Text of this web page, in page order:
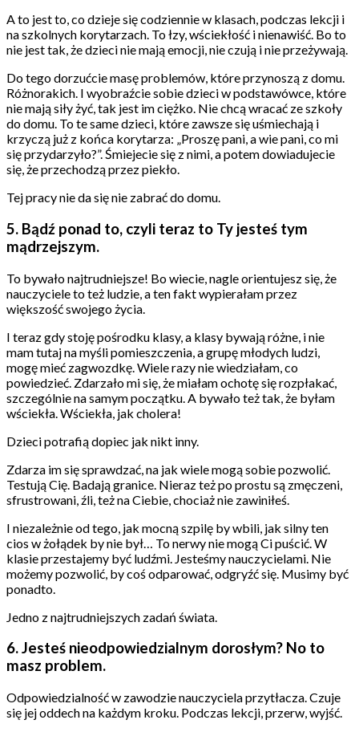
A to jest to, co dzieje się codziennie w klasach, podczas lekcji i
na szkolnych korytarzach. To łzy, wściekłość i nienawiść. Bo to
nie jest tak, że dzieci nie mają emocji, nie czują i nie przeżywają.
Do tego dorzućcie masę problemów, które przynoszą z domu.
Różnorakich. I wyobraźcie sobie dzieci w podstawówce, które
nie mają siły żyć, tak jest im ciężko. Nie chcą wracać ze szkoły
do domu. To te same dzieci, które zawsze się uśmiechają i
krzyczą już z końca korytarza: „Proszę pani, a wie pani, co mi
się przydarzyło?”. Śmiejecie się z nimi, a potem dowiadujecie
się, że przechodzą przez piekło.
Tej pracy nie da się nie zabrać do domu.
5. Bądź ponad to, czyli teraz to Ty jesteś tym
mądrzejszym.
To bywało najtrudniejsze! Bo wiecie, nagle orientujesz się, że
nauczyciele to też ludzie, a ten fakt wypierałam przez
większość swojego życia.
I teraz gdy stoję pośrodku klasy, a klasy bywają różne, i nie
mam tutaj na myśli pomieszczenia, a grupę młodych ludzi,
mogę mieć zagwozdkę. Wiele razy nie wiedziałam, co
powiedzieć. Zdarzało mi się, że miałam ochotę się rozpłakać,
szczególnie na samym początku. A bywało też tak, że byłam
wściekła. Wściekła, jak cholera!
Dzieci potrafią dopiec jak nikt inny.
Zdarza im się sprawdzać, na jak wiele mogą sobie pozwolić.
Testują Cię. Badają granice. Nieraz też po prostu są zmęczeni,
sfrustrowani, źli, też na Ciebie, chociaż nie zawiniłeś.
I niezależnie od tego, jak mocną szpilę by wbili, jak silny ten
cios w żołądek by nie był… To nerwy nie mogą Ci puścić. W
klasie przestajemy być ludźmi. Jesteśmy nauczycielami. Nie
możemy pozwolić, by coś odparować, odgryźć się. Musimy być
ponadto.
Jedno z najtrudniejszych zadań świata.
6. Jesteś nieodpowiedzialnym dorosłym? No to
masz problem.
Odpowiedzialność w zawodzie nauczyciela przytłacza. Czuje
się jej oddech na każdym kroku. Podczas lekcji, przerw, wyjść.